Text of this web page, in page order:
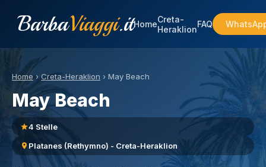
BarbaViaggi.itHomeCreta-
HeraklionFAQ
Home› Creta-Heraklion › May Beach
May Beach
4 Stelle
Platanes (Rethymno) - Creta-Heraklion